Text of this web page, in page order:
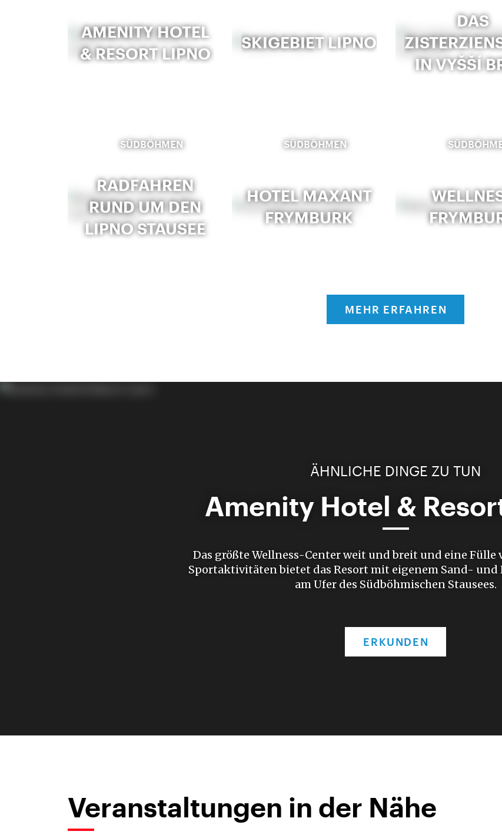
AMENITY HOTEL
& RESORT LIPNO
SKIGEBIET LIPNO
DAS
IN VYŠŠÍ
SÜDBÖHMEN
RADFAHREN
RUND UM DEN
LIPNO STAUSEE
SÜDBÖHMEN
HOTEL MAXANT
FRYMBURK
MEHR ERFAHREN
ÄHNLICHE DINGE ZU TUN
Amenity Hotel &
Das größte Wellness-Center weit und breit und eine Fülle
Sportaktivitäten bietet das Resort mit eigenem Sand-
am Ufer des Südböhmischen Stausees.
ERKUNDEN
Veranstaltungen in der Nähe